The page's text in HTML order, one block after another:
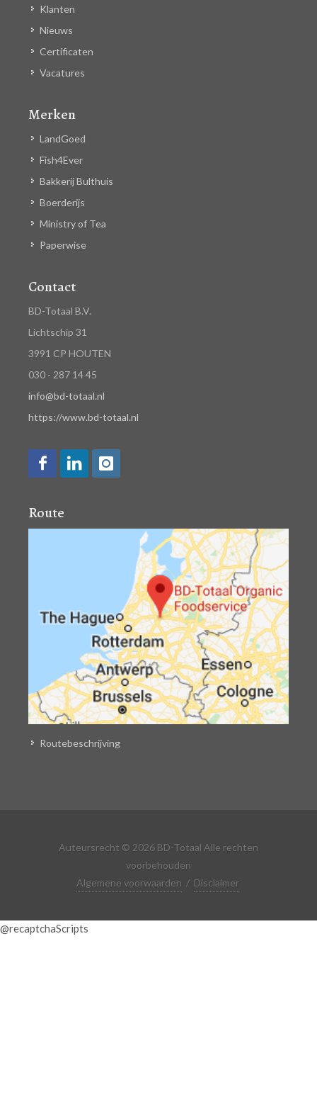
Klanten
Nieuws
Certificaten
Vacatures
Merken
LandGoed
Fish4Ever
Bakkerij Bulthuis
Boerderijs
Ministry of Tea
Paperwise
Contact
BD-Totaal B.V.
Lichtschip 31
3991 CP HOUTEN
030 - 287 14 45
info@bd-totaal.nl
https://www.bd-totaal.nl
Route
Routebeschrijving
Auteursrecht © 2026 BD-Totaal Alle rechten
voorbehouden
Algemene voorwaarden / Disclaimer
@recaptchaScripts